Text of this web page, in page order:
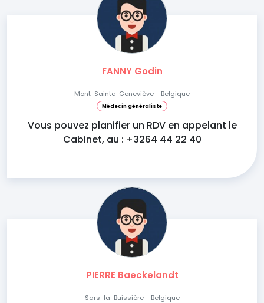
FANNY Godin
Mont-Sainte-Geneviève - Belgique
Médecin généraliste
Vous pouvez planifier un RDV en appelant le
Cabinet, au : +3264 44 22 40
PIERRE Baeckelandt
Sars-la-Buissière - Belgique